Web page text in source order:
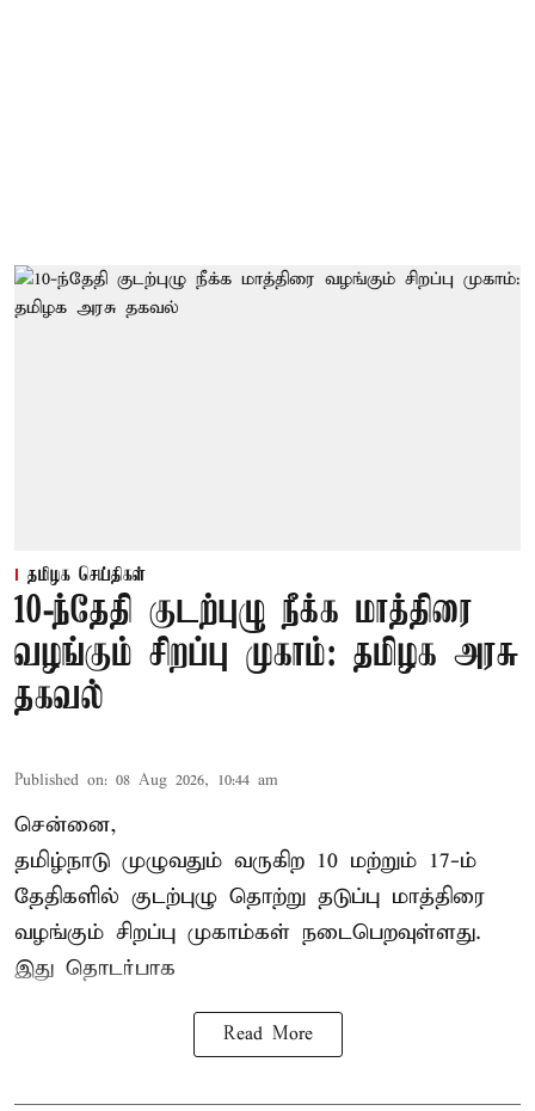
தமிழக செய்திகள்
10-ந்தேதி குடற்புழு நீக்க மாத்திரை
வழங்கும் சிறப்பு முகாம்: தமிழக அரசு
தகவல்
Published on: 08 Aug 2026, 10:44 am
சென்னை,
தமிழ்நாடு முழுவதும் வருகிற 10 மற்றும் 17-ம்
தேதிகளில் குடற்புழு தொற்று தடுப்பு மாத்திரை
வழங்கும் சிறப்பு முகாம்கள் நடைபெறவுள்ளது.
இது தொடர்பாக
Read More